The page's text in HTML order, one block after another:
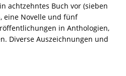
achtzehntes Buch vor (sieben
eine Novelle und fünf
in Anthologien,
Diverse Auszeichnungen und